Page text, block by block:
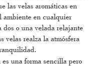
las velas aromáticas en
ambiente en cualquier
dos o una velada relajante
velas realza la atmósfera
una forma sencilla pero